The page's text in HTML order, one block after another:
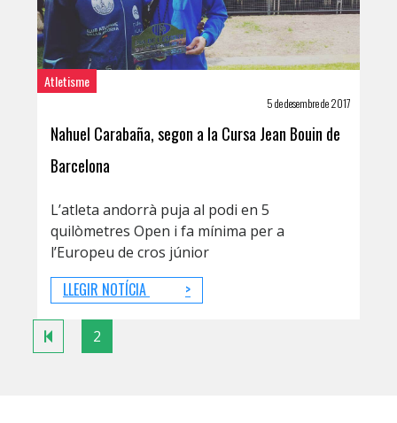
Atletisme
5 de desembre de 2017
Nahuel Carabaña, segon a la Cursa Jean Bouin de
Barcelona
L’atleta andorrà puja al podi en 5
quilòmetres Open i fa mínima per a
l’Europeu de cros júnior
LLEGIR NOTÍCIA >
2